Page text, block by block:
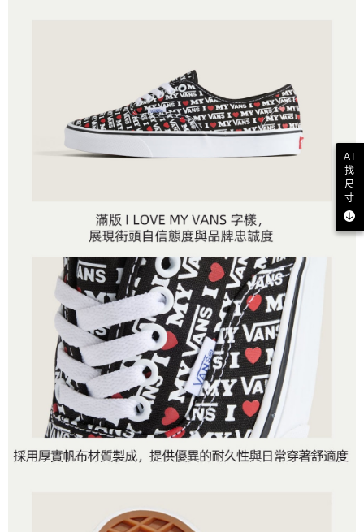
AI
找
尺
寸